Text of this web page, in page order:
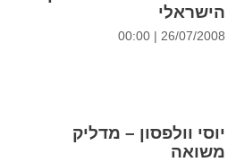
איפוס
כל
השארת
משוב
הישראלי
26/07/2008 | 00:00
יוסי וולפסון – מדליק
משואה